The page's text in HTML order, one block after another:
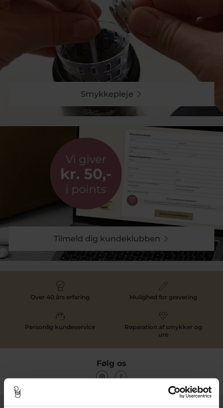
Smykkepleje
Tilmeld dig kundeklubben
Over 40 års erfaring Mulighed for gravering
Personlig kundeservice
Reparation af smykker og
ure
Følg os